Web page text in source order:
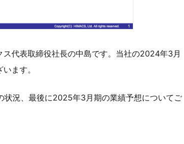
ス代表取締役社長の中島です。当社の2024年3月
ます。
況、最後に2025年3月期の業績予想についてご